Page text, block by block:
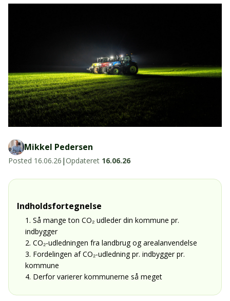
FAQs – Ofte stillede spørgsmål
Om os
Kontakt-old
72177776
info@agroled.dk
Stik, kabelbindere og relæer til traktor og
Mikkel Pedersen
Posted 16.06.26 |Opdateret 16.06.26
Indholdsfortegnelse
1. Så mange ton CO₂ udleder din kommune pr.
indbygger
2. CO₂-udledningen fra landbrug og arealanvendelse
3. Fordelingen af CO₂-udledning pr. indbygger pr.
kommune
4. Derfor varierer kommunerne så meget